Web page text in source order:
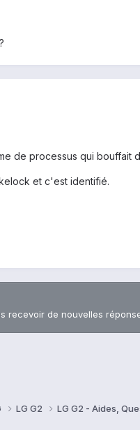
de processus qui bouffait
et c'est identifié.
recevoir de nouvelles
LG G2 LG G2 - Aides,